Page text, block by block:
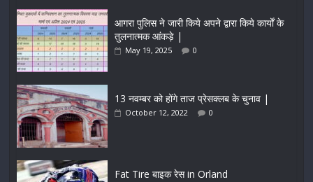
आगरा पुलिस ने जारी किये अपने द्वारा किये कार्यों के
तुलनात्मक आंकड़े |
May 19, 2025 0
13 नवम्बर को होंगे ताज प्रेसक्लब के चुनाव |
October 12, 2022 0
Fat Tire बाइक रेस in Orland